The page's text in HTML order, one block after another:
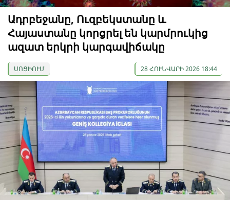
Ադրբեջանը, Ուզբեկստանը և
Հայաստանը կորցրել են կարմրուկից
ազատ երկրի կարգավիճակը
ՍՈՑԻՈՒՄ 28 ՀՈՒՆՎԱՐԻ 2026 18:44